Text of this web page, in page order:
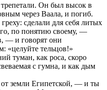
Он был высок в
через Ваала, и погиб.
сделали для себя литых
по понятию своему, —
— и говорят они
«целуйте тельцов!»
туман, как роса, скоро
с гумна, и как дым
земли Египетской, — и ты